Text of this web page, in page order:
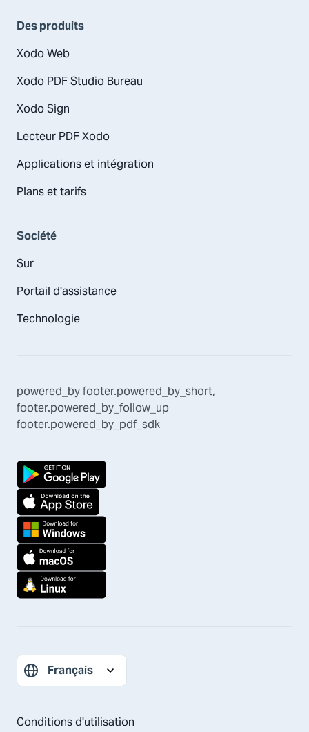
Des produits
Xodo Web
Xodo PDF Studio Bureau
Xodo Sign
Lecteur PDF Xodo
Applications et intégration
Plans et tarifs
Société
Sur
Portail d'assistance
Technologie
powered_byfooter.powered_by_short,
footer.powered_by_follow_up
footer.powered_by_pdf_sdk
Conditions d'utilisation